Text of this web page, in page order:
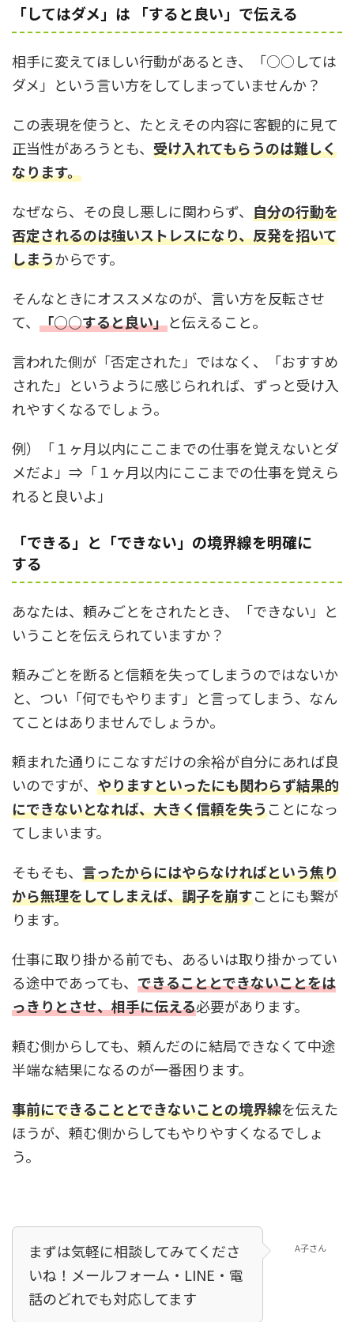
「してはダメ」は 「すると良い」で伝える
相手に変えてほしい行動があるとき、「○○しては
ダメ」という言い方をしてしまっていませんか？
この表現を使うと、たとえその内容に客観的に見て
正当性があろうとも、 受け入れてもらうのは難しく
なります。
なぜなら、その良し悪しに関わらず、 自分の行動を
否定されるのは強いストレスになり、反発を招いて
しまうからです。
そんなときにオススメなのが、言い方を反転させ
て、 「○○すると良い」と伝えること。
言われた側が「否定された」ではなく、「おすすめ
された」というように感じられれば、ずっと受け入
れやすくなるでしょう。
例）「１ヶ月以内にここまでの仕事を覚えないとダ
メだよ」⇒「１ヶ月以内にここまでの仕事を覚えら
れると良いよ」
「できる」と「できない」の境界線を明確に
する
あなたは、頼みごとをされたとき、「できない」と
いうことを伝えられていますか？
頼みごとを断ると信頼を失ってしまうのではないか
と、つい「何でもやります」と言ってしまう、なん
てことはありませんでしょうか。
頼まれた通りにこなすだけの余裕が自分にあれば良
いのですが、 やりますといったにも関わらず結果的
にできないとなれば、大きく信頼を失うことになっ
てしまいます。
そもそも、 言ったからにはやらなければという焦り
から無理をしてしまえば、調子を崩すことにも繋が
ります。
仕事に取り掛かる前でも、あるいは取り掛かってい
る途中であっても、 できることとできないことをは
っきりとさせ、相手に伝える必要があります。
頼む側からしても、頼んだのに結局できなくて中途
半端な結果になるのが一番困ります。
事前にできることとできないことの境界線を伝えた
ほうが、頼む側からしてもやりやすくなるでしょ
う。
まずは気軽に相談してみてくださ
いね！メールフォーム・LINE・電
話のどれでも対応してます！
A子さん